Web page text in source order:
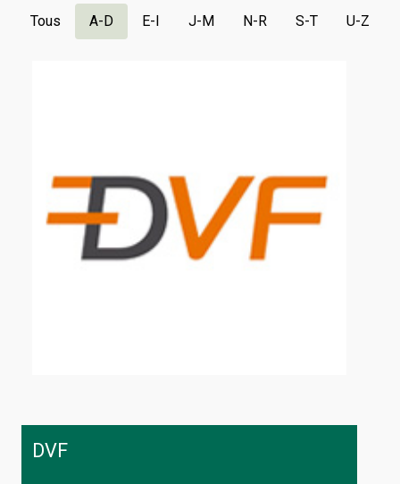
Tous A-D E-I J-M N-R S-T U-Z
DVF